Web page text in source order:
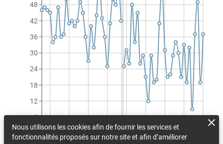
1990 1997 2004 2011 2018 2025 2032 2039
6
12
18
24
30
36
42
48
Nous utilisons les cookies afin de fournir les services et
fonctionnalités proposés sur notre site et afin d’améliorer